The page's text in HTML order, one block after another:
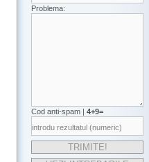
Problema:
Cod anti-spam | 4+9=